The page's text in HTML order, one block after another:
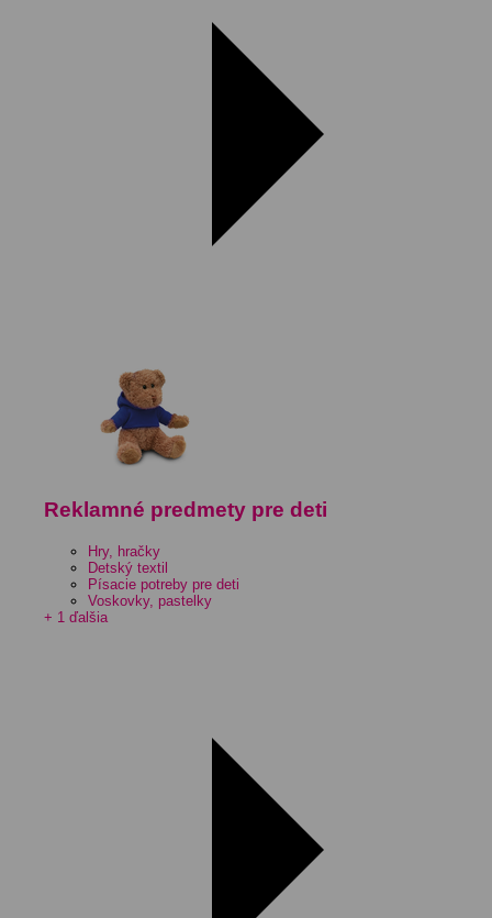
Reklamné predmety pre deti
Hry, hračky
Detský textil
Písacie potreby pre deti
Voskovky, pastelky
+ 1 ďalšia